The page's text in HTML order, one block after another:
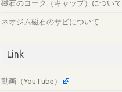
磁石のヨーク（キャップ）について
ネオジム磁石のサビについて
Link
動画（YouTube）